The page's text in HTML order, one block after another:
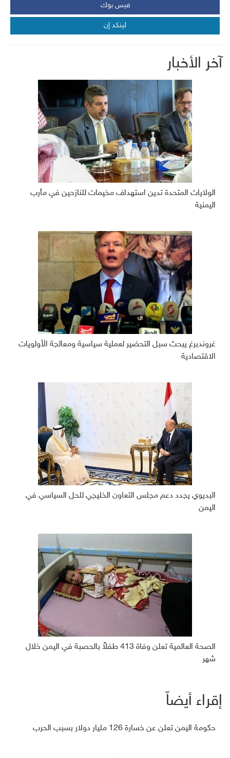
فيس بوك
لينكد إن
آخر الأخبار
الولايات المتحدة تدين استهداف مخيمات للنازحين في مأرب
اليمنية
غروندبرغ يبحث سبل التحضير لعملية سياسية ومعالجة الأولويات
الاقتصادية
البديوي يجدد دعم مجلس التعاون الخليجي للحل السياسي في
اليمن
الصحة العالمية تعلن وفاة 413 طفلاً بالحصبة في اليمن خلال
شهر
إقراء أيضاً
حكومة اليمن تعلن عن خسارة 126 مليار دولار بسبب الحرب